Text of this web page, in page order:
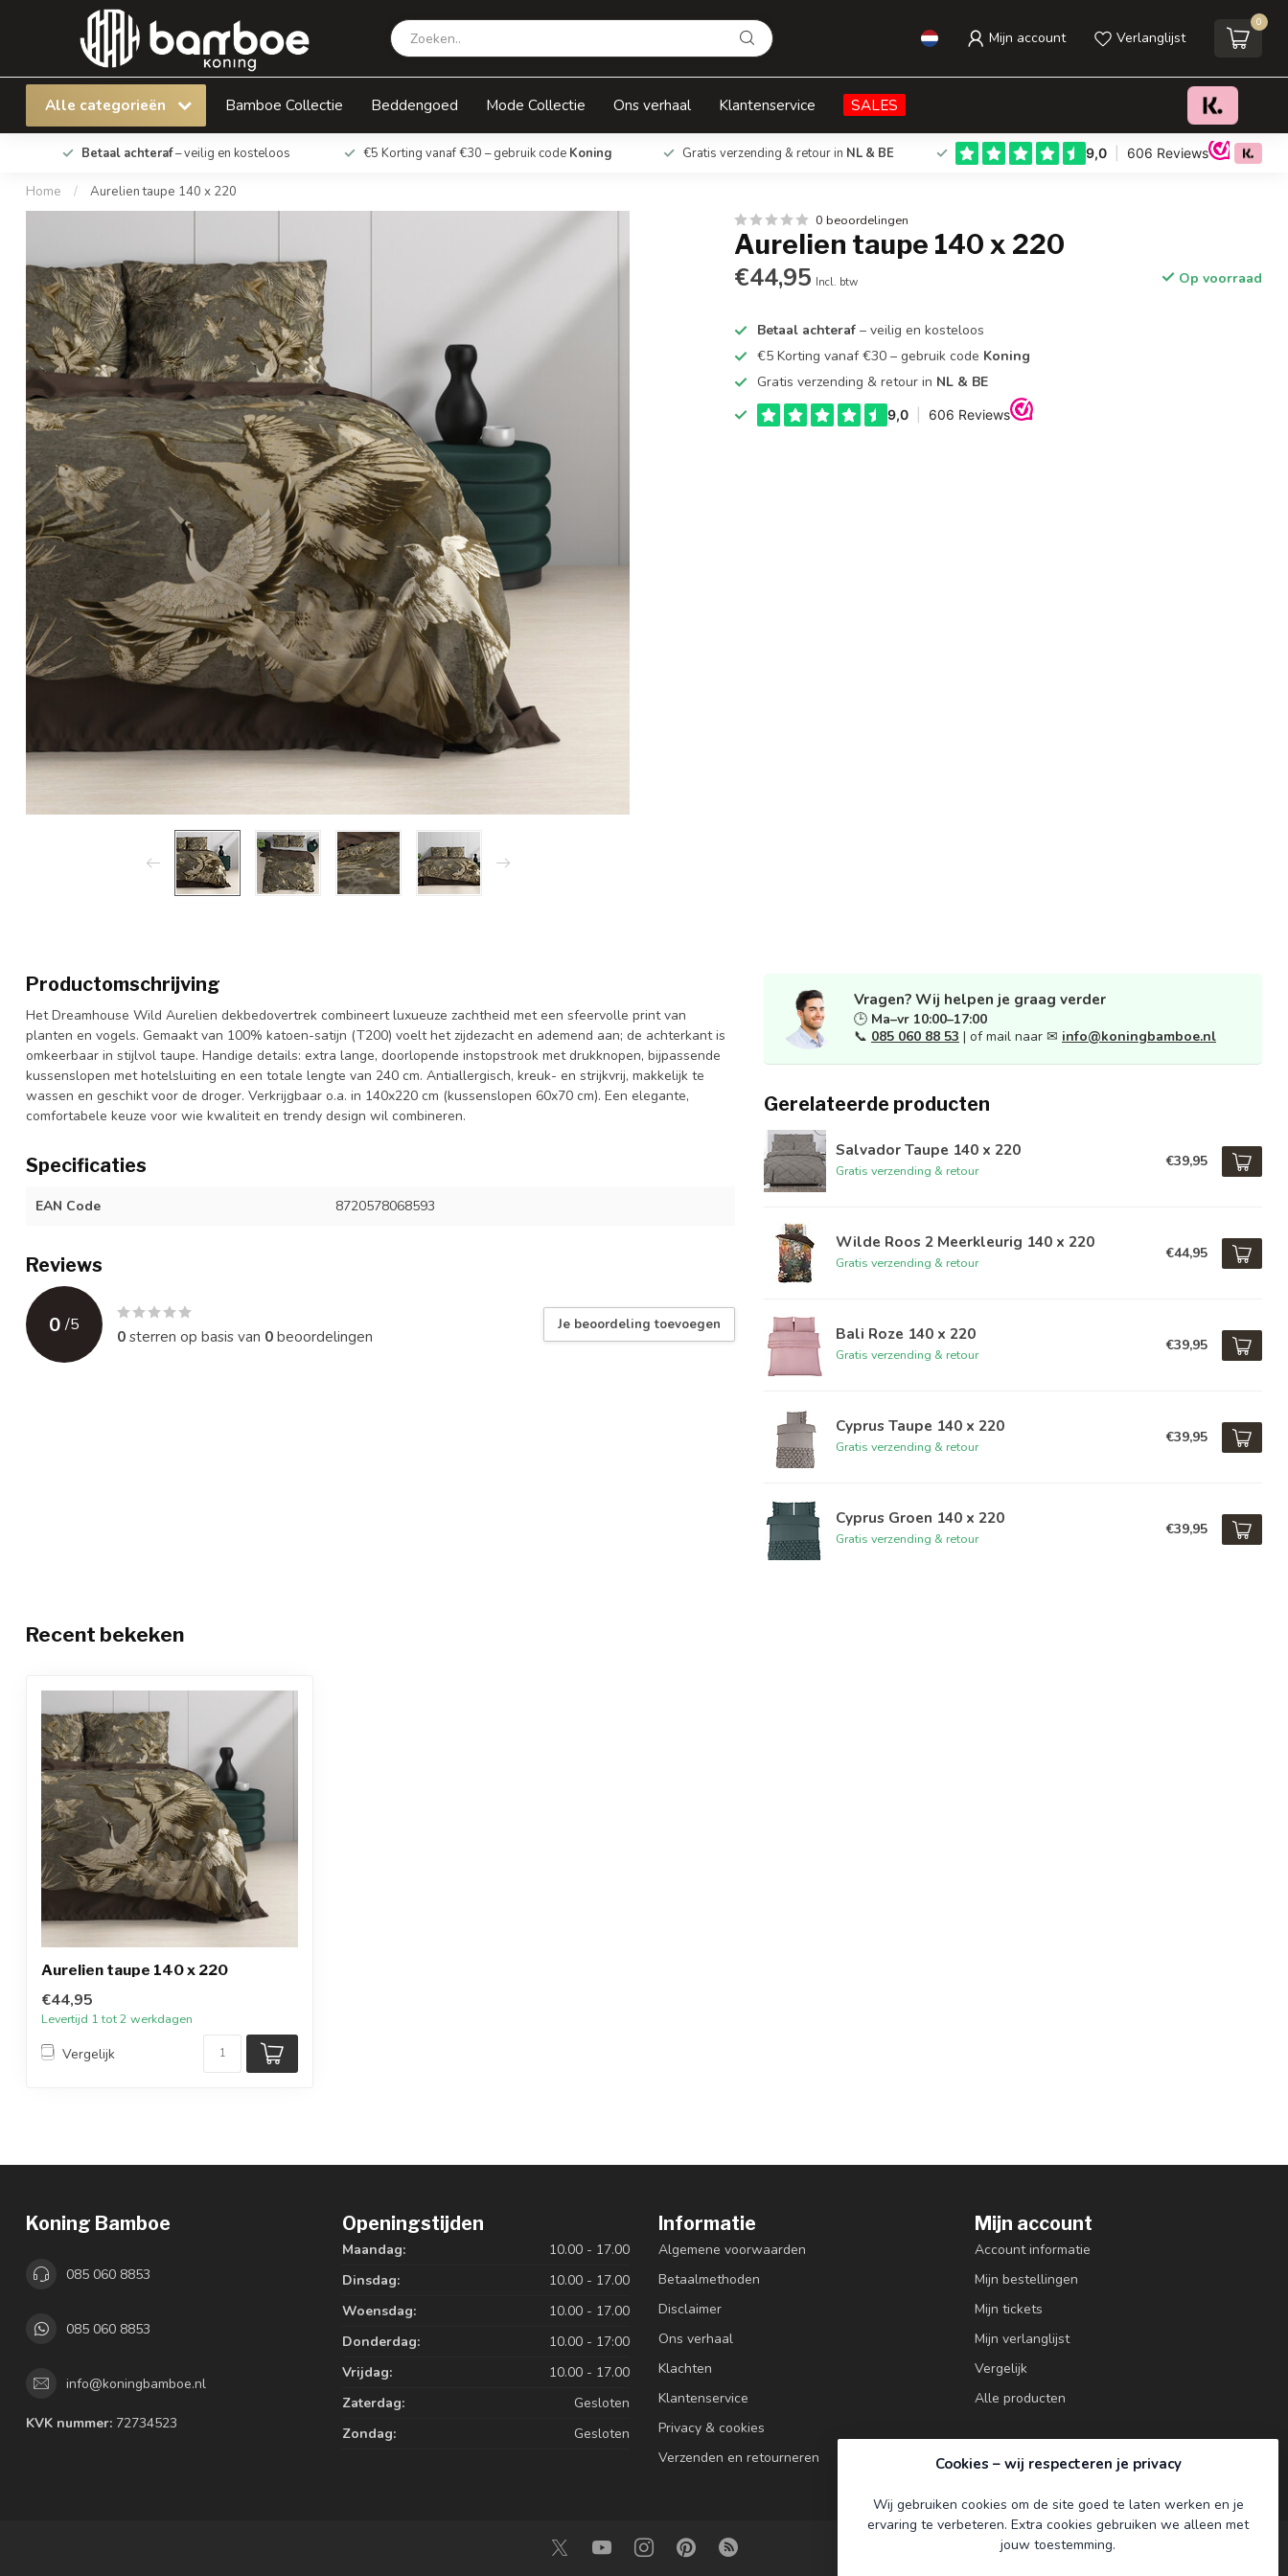
Mijn account Verlanglijst
0
Alle categorieën Bamboe Collectie Beddengoed Mode Collectie Ons verhaal Klantenservice SALES
Betaal achteraf– veilig en kosteloos €5 Korting vanaf €30 – gebruik code Koning Gratis verzending & retour in NL & BE
Home / Aurelien taupe 140 x 220
Aurelien taupe 140 x 220 Toevoegen aan winkelwagen
0 beoordelingen
Aurelien taupe 140 x 220
€44,95 Incl. btw Op voorraad
Betaal achteraf – veilig en kosteloos
€5 Korting vanaf €30 – gebruik code Koning
Gratis verzending & retour in NL & BE
Productomschrijving
Het Dreamhouse Wild Aurelien dekbedovertrek combineert luxueuze zachtheid met een sfeervolle print van
planten en vogels. Gemaakt van 100% katoen-satijn (T200) voelt het zijdezacht en ademend aan; de achterkant is
omkeerbaar in stijlvol taupe. Handige details: extra lange, doorlopende instopstrook met drukknopen, bijpassende
kussenslopen met hotelsluiting en een totale lengte van 240 cm. Antiallergisch, kreuk- en strijkvrij, makkelijk te
wassen en geschikt voor de droger. Verkrijgbaar o.a. in 140x220 cm (kussenslopen 60x70 cm). Een elegante,
comfortabele keuze voor wie kwaliteit en trendy design wil combineren.
Specificaties
EAN Code 8720578068593
Reviews
0 /5
0sterren op basis van 0beoordelingen
Je beoordeling toevoegen
Vragen? Wij helpen je graag verder
🕒 Ma–vr 10:00–17:00
📞 085 060 88 53 | of mail naar ✉ info@koningbamboe.nl
Gerelateerde producten
Salvador Taupe 140 x 220
Gratis verzending & retour
€39,95
Wilde Roos 2 Meerkleurig 140 x 220
Gratis verzending & retour
€44,95
Bali Roze 140 x 220
Gratis verzending & retour
€39,95
Cyprus Taupe 140 x 220
Gratis verzending & retour
€39,95
Cyprus Groen 140 x 220
Gratis verzending & retour
€39,95
Recent bekeken
Aurelien taupe 140 x 220
€44,95
Levertijd 1 tot 2 werkdagen
Vergelijk
Koning Bamboe
085 060 8853
085 060 8853
info@koningbamboe.nl
KVK nummer: 72734523
Openingstijden
Maandag:
10.00 - 17.00
Dinsdag:
10.00 - 17.00
Woensdag:
10.00 - 17.00
Donderdag:
10.00 - 17:00
Vrijdag:
10.00 - 17.00
Zaterdag:
Gesloten
Zondag:
Gesloten
Informatie
Algemene voorwaarden
Betaalmethoden
Disclaimer
Ons verhaal
Klachten
Klantenservice
Privacy & cookies
Verzenden en retourneren
Mijn account
Account informatie
Mijn bestellingen
Mijn tickets
Mijn verlanglijst
Vergelijk
Alle producten
Cookies – wij respecteren je privacy
Wij gebruiken cookies om de site goed te laten werken en je
ervaring te verbeteren. Extra cookies gebruiken we alleen met
jouw toestemming.